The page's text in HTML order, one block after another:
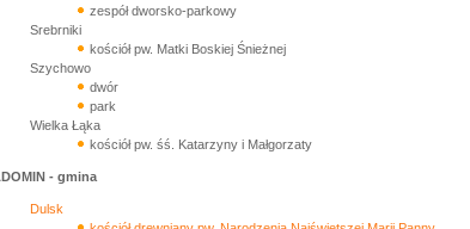
zespół dworsko-parkowy
Srebrniki
kościół pw. Matki Boskiej Śnieżnej
Szychowo
dwór
park
Wielka Łąka
kościół pw. śś. Katarzyny i Małgorzaty
- gmina
Dulsk